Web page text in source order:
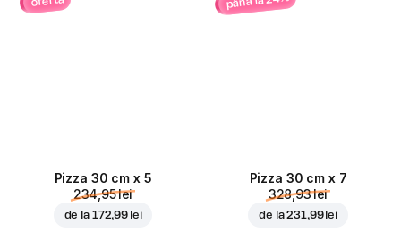
Pizza 30 cm x 5
234,95 lei
de la 172,99 lei
Pizza 30 cm x 7
328,93 lei
de la231,99 lei